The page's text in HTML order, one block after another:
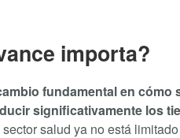
importa?
fundamental en cómo
significativamente los
salud ya no está